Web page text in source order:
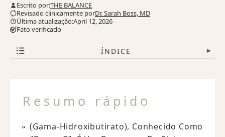
Escrito por:THE BALANCE
Revisado clinicamente porDr. Sarah Boss, MD
Última atualização:April 12, 2026
Fato verificado
ÍNDICE ▾
Resumo rápido
(gama-Hidroxibutirato), Conhecido Como